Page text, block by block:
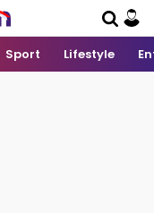
Sport Lifestyle